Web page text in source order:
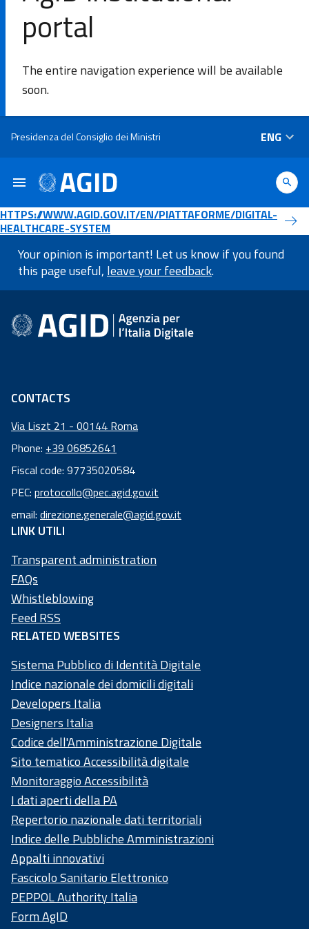
portal
The entire navigation experience will be available
soon.
Presidenza del Consiglio dei Ministri ENG
Agency
intervention​
Platforms
and
technologies​
Guidelines
Academy
HTTPS://WWW.AGID.GOV.IT/EN/PIATTAFORME/DIGITAL-
HEALTHCARE-SYSTEM
Your opinion is important! Let us know if you found
this page useful, leave your feedback.
footer information
CONTACTS
Via Liszt 21 - 00144 Roma
Phone: +39 06852641
Fiscal code: 97735020584
Fiscal
97
73
50
20
58
4
PEC: protocollo@pec.agid.gov.it
email: direzione.generale@agid.gov.it
LINK UTILI
Transparent administration
FAQs
Whistleblowing
Feed RSS
RELATED WEBSITES
Sistema Pubblico di Identità Digitale
Indice nazionale dei domicili digitali
Developers Italia
Designers Italia
Codice dell'Amministrazione Digitale
Sito tematico Accessibilità digitale
Monitoraggio Accessibilità
I dati aperti della PA
Repertorio nazionale dati territoriali
Indice delle Pubbliche Amministrazioni
Appalti innovativi
Fascicolo Sanitario Elettronico
PEPPOL Authority Italia
Form AgID